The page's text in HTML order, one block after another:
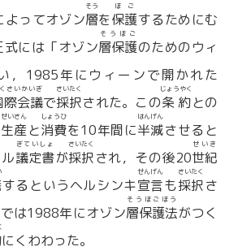
よってオゾン層
そう
を保護
ほご
するためにむ
式には「オゾン層保護
そうほご
のためのウィ
，1985年にウィーンで開かれた
際会議
さいかいぎ
で採択
さいたく
された。この条約
じょうやく
との
生産
せいさん
と消費
しょうひ
を10年間に半減
はんげん
させると
議定書
ぎていしょ
が採択
さいたく
され，その後20世紀
せいき
するというヘルシンキ宣言
せんげん
も採択
さいたく
さ
は1988年にオゾン層保護法
そうほごほう
がつく
にくわわった。